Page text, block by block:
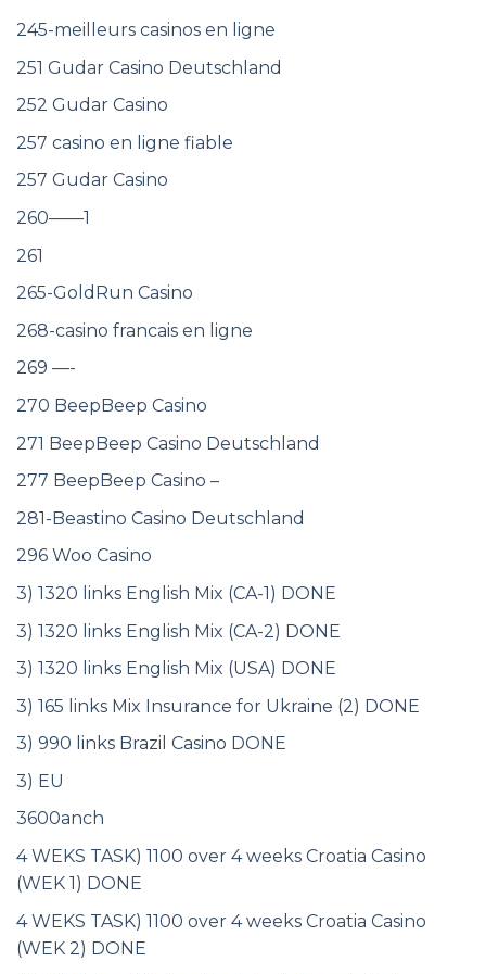
245-meilleurs casinos en ligne
251 Gudar Casino Deutschland
252 Gudar Casino
257 casino en ligne fiable
257 Gudar Casino
260——1
261
265-GoldRun Casino
268-casino francais en ligne
269 —-
270 BeepBeep Casino
271 BeepBeep Casino Deutschland
277 BeepBeep Casino –
281-Beastino Casino Deutschland
296 Woo Casino
3) 1320 links English Mix (CA-1) DONE
3) 1320 links English Mix (CA-2) DONE
3) 1320 links English Mix (USA) DONE
3) 165 links Mix Insurance for Ukraine (2) DONE
3) 990 links Brazil Casino DONE
3) EU
3600anch
4 WEKS TASK) 1100 over 4 weeks Croatia Casino
(WEK 1) DONE
4 WEKS TASK) 1100 over 4 weeks Croatia Casino
(WEK 2) DONE